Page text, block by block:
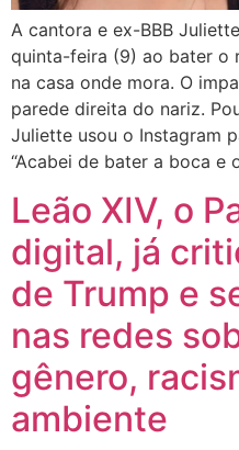
A cantora e ex-BBB
quinta-feira (9) ao bater o
na casa onde mora. O
parede direita do nariz.
Juliette usou o Instagram
“Acabei de bater a boca e
Leão XIV, o
digital, já
de Trump e
nas redes
gênero,
ambiente